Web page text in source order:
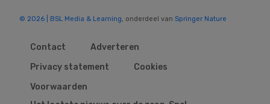
© 2026 | BSL Media & Learning, onderdeel van Springer Nature
Contact
Adverteren
Privacy statement
Cookies
Voorwaarden